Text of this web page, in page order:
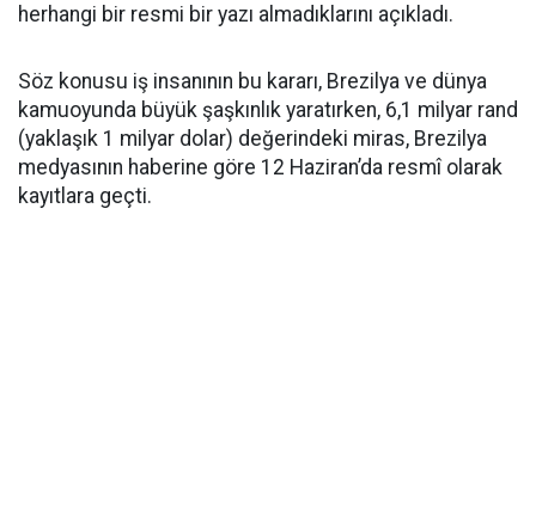
herhangi bir resmi bir yazı almadıklarını açıkladı.
Söz konusu iş insanının bu kararı, Brezilya ve dünya
kamuoyunda büyük şaşkınlık yaratırken, 6,1 milyar rand
(yaklaşık 1 milyar dolar) değerindeki miras, Brezilya
medyasının haberine göre 12 Haziran’da resmî olarak
kayıtlara geçti.